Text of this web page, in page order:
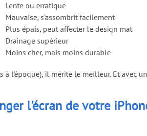
Lente ou erratique
Mauvaise, s'assombrit facilement
Plus épais, peut affecter le design mat
Drainage supérieur
Moins cher, mais moins durable
l'époque), il mérite le meilleur. Et avec
l'écran de votre